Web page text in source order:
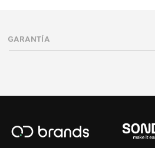
GARANTÍA